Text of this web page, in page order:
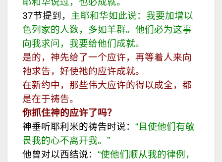
37节提到， 主耶和华如此说：我要加增以
色列家的人数，多如羊群。他们必为这事
向我求问，我要给他们成就。
是的，神先给了一个应许，再等着人来向
祂求告，好使祂的应许成就。
在新约中，那些伟大应许的得以成全，都
是在于祷告。
你抓住神的应许了吗？
神垂听耶利米的祷告时说： “且使他们有敬
畏我的心不离开我。”
他曾对以西结说： “使他们顺从我的律例，